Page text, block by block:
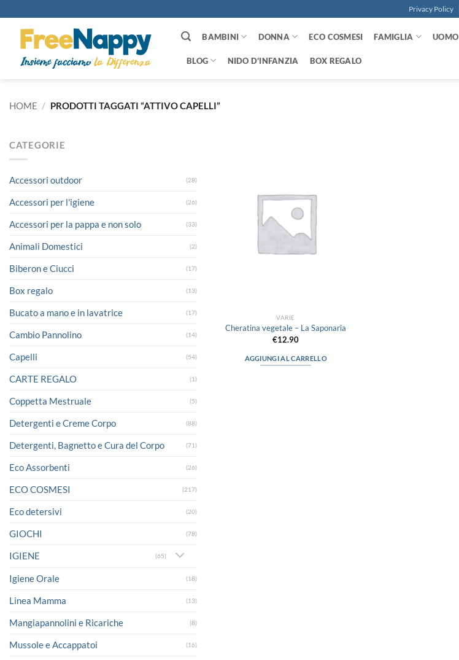
ai
contenuti
Privacy Policy
BAMBINI DONNA ECO COSMESI FAMIGLIA UOMO
BLOG NIDO D’INFANZIA BOX REGALO
HOME / PRODOTTI TAGGATI “ATTIVO CAPELLI”
CATEGORIE
Accessori outdoor (28)
Accessori per l'igiene (26)
Accessori per la pappa e non solo (33)
Animali Domestici (2)
Biberon e Ciucci (17)
Box regalo (13)
Bucato a mano e in lavatrice (17)
Cambio Pannolino (14)
Capelli (54)
CARTE REGALO (1)
Coppetta Mestruale (5)
Detergenti e Creme Corpo (88)
Detergenti, Bagnetto e Cura del Corpo (71)
Eco Assorbenti (26)
ECO COSMESI (217)
Eco detersivi (20)
GIOCHI (78)
IGIENE (65)
Igiene Orale (18)
Linea Mamma (13)
Mangiapannolini e Ricariche (8)
Mussole e Accappatoi (16)
VARIE
Cheratina vegetale – La Saponaria
€12.90
AGGIUNGI AL CARRELLO